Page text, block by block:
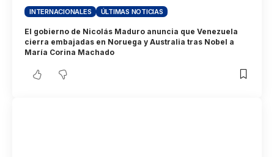
INTERNACIONALES ÚLTIMAS NOTICIAS
El gobierno de Nicolás Maduro anuncia que Venezuela
cierra embajadas en Noruega y Australia tras Nobel a
María Corina Machado